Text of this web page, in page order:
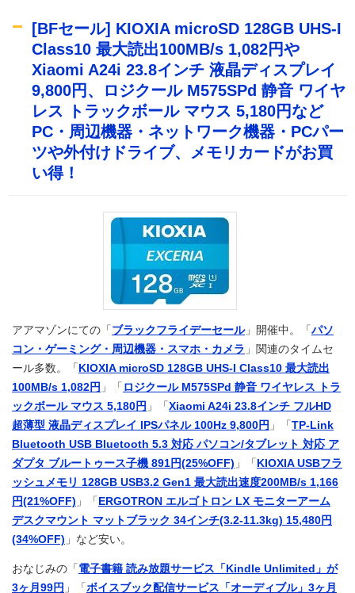
[BFセール] KIOXIA microSD 128GB UHS-I
Class10 最大読出100MB/s 1,082円や
Xiaomi A24i 23.8インチ 液晶ディスプレイ
9,800円、ロジクール M575SPd 静音 ワイヤ
レス トラックボール マウス 5,180円など
PC・周辺機器・ネットワーク機器・PCパー
ツや外付けドライブ、メモリカードがお買
い得！
アアマゾンにての「 ブラックフライデーセール」開催中。「 パソ
コン・ゲーミング・周辺機器・スマホ・カメラ 」関連のタイムセ
ール多数。「 KIOXIA microSD 128GB UHS-I Class10 最大読出
100MB/s 1,082円 」「 ロジクール M575SPd 静音 ワイヤレス トラ
ックボール マウス 5,180円 」「 Xiaomi A24i 23.8インチ フルHD
超薄型 液晶ディスプレイ IPSパネル 100Hz 9,800円 」「 TP-Link
Bluetooth USB Bluetooth 5.3 対応 パソコン/タブレット 対応 ア
ダプタ ブルートゥース子機 891円(25%OFF) 」「 KIOXIA USBフラ
ッシュメモリ 128GB USB3.2 Gen1 最大読出速度200MB/s 1,166
円(21%OFF) 」「 ERGOTRON エルゴトロン LX モニターアーム
デスクマウント マットブラック 34インチ(3.2-11.3kg) 15,480円
(34%OFF) 」など安い。
おなじみの「 電子書籍 読み放題サービス「Kindle Unlimited」が
3ヶ月99円 」「 ボイスブック配信サービス「オーディブル」3ヶ月